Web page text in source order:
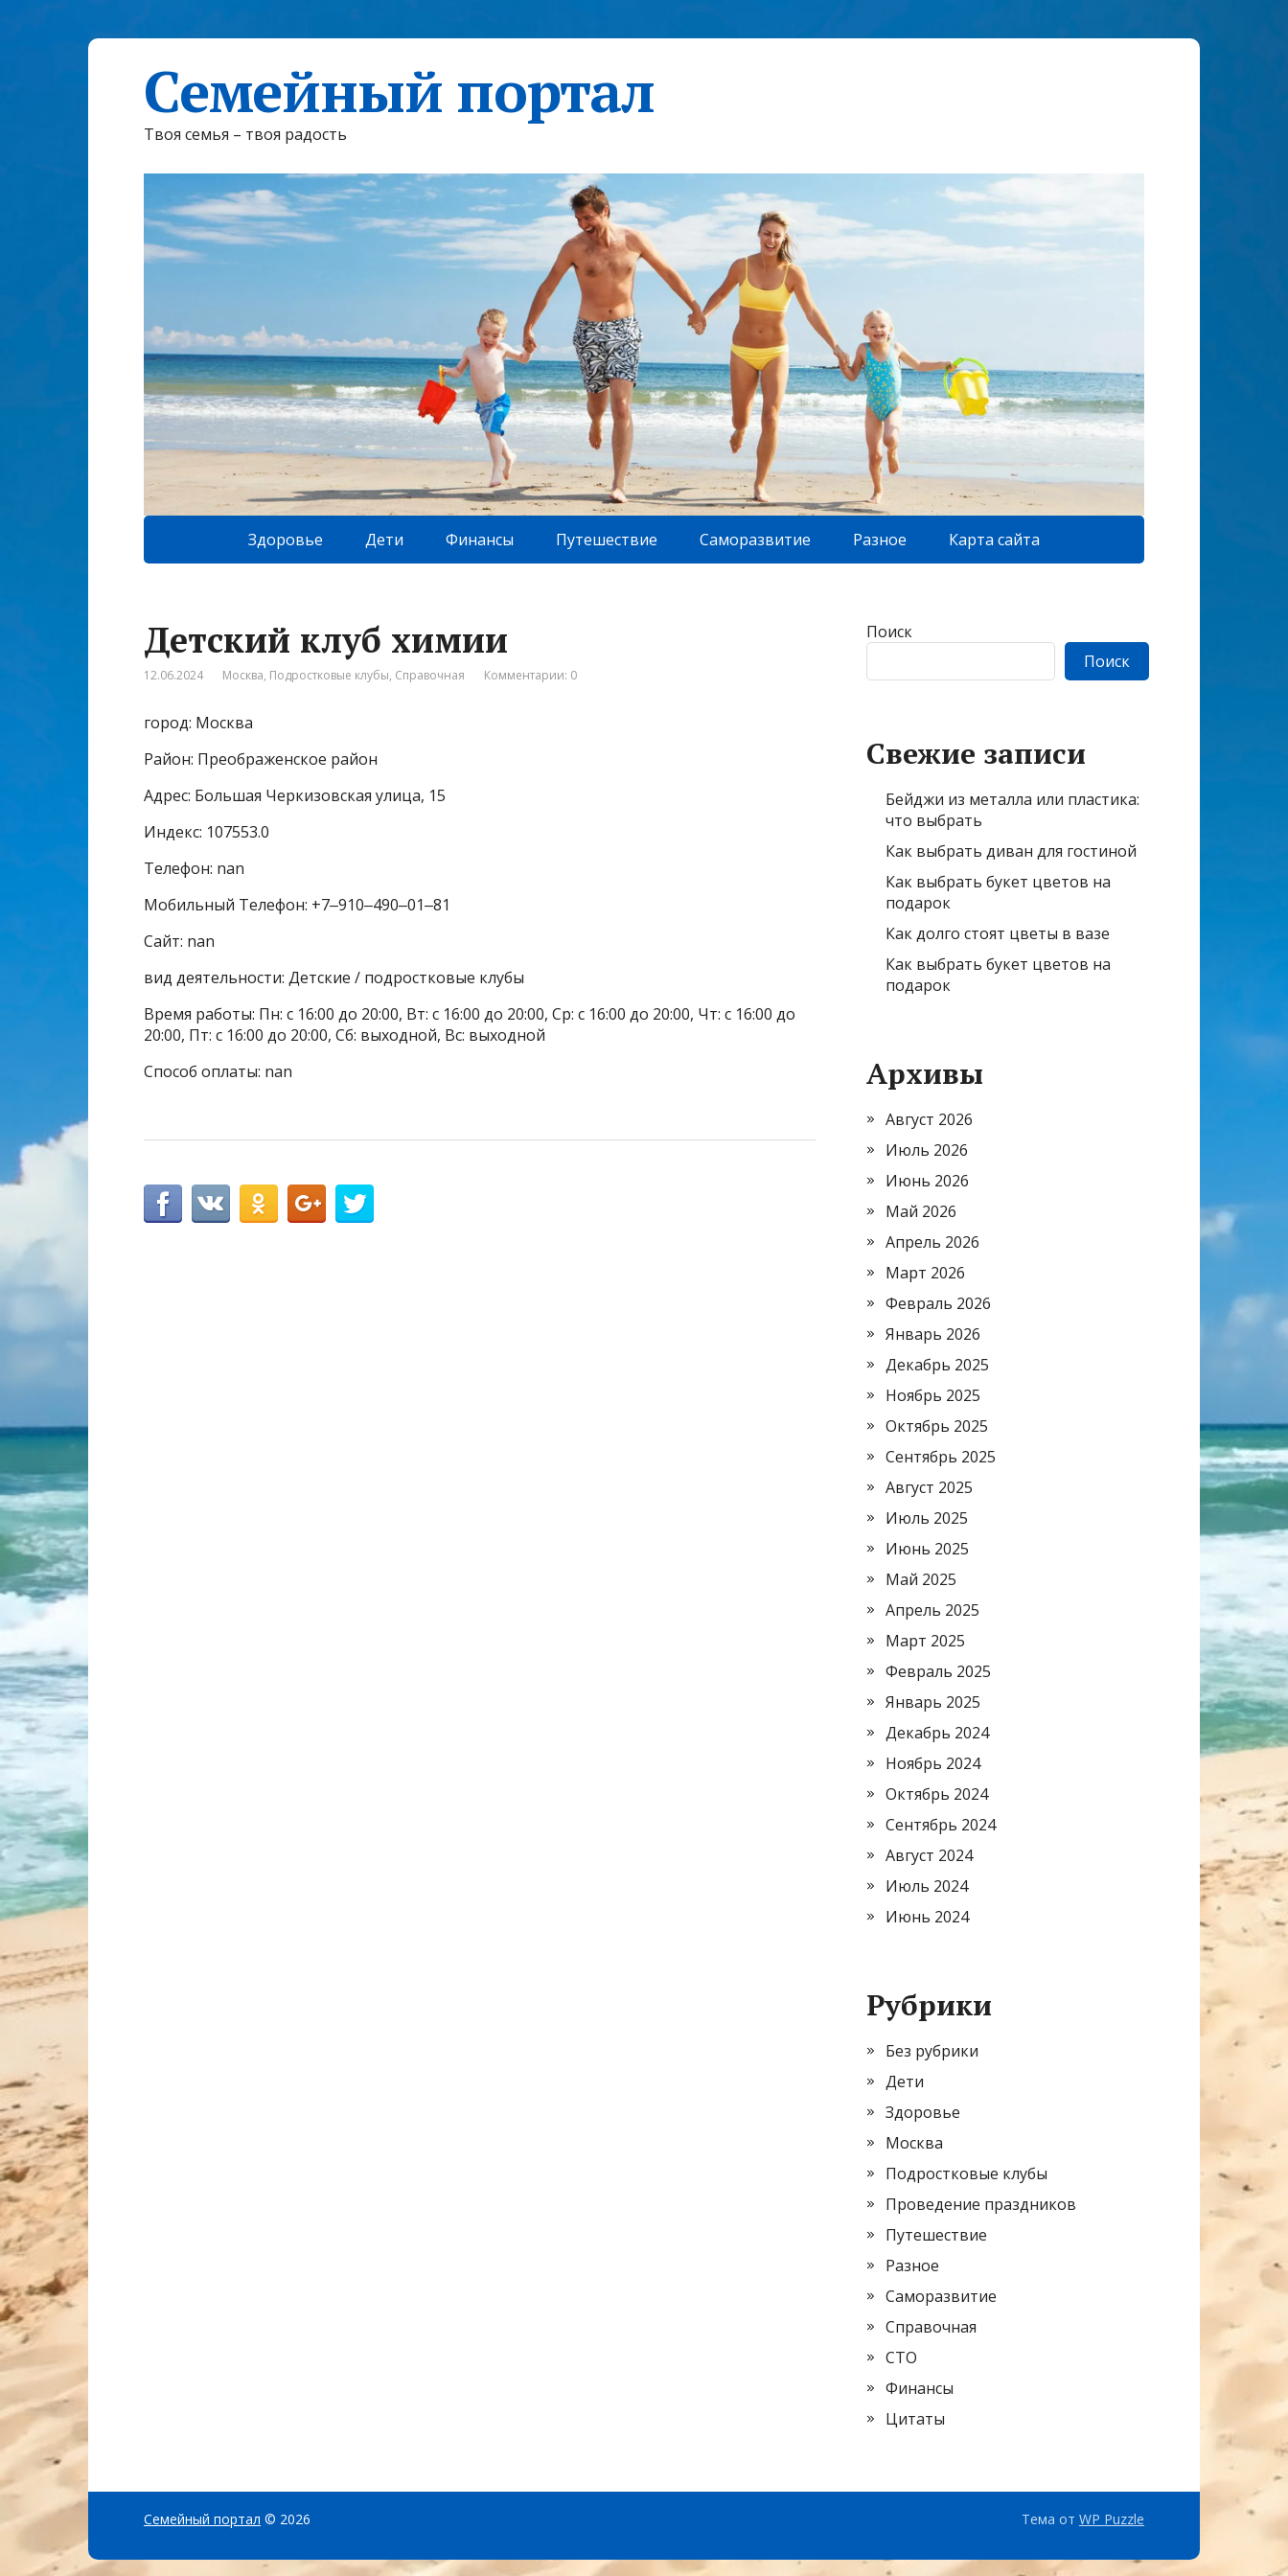
Семейный портал
Твоя семья – твоя радость
Здоровье Дети Финансы Путешествие Саморазвитие Разное Карта сайта
Детский клуб химии
12.06.2024 Москва, Подростковые клубы, Справочная Комментарии: 0
город: Москва
Район: Преображенское район
Адрес: Большая Черкизовская улица, 15
Индекс: 107553.0
Телефон: nan
Мобильный Телефон: +7‒910‒490‒01‒81
Сайт: nan
вид деятельности: Детские / подростковые клубы
Время работы: Пн: с 16:00 до 20:00, Вт: с 16:00 до 20:00, Ср: с 16:00 до 20:00, Чт: с 16:00 до
20:00, Пт: с 16:00 до 20:00, Сб: выходной, Вс: выходной
Способ оплаты: nan
Поиск
Поиск
Свежие записи
Бейджи из металла или пластика:
что выбрать
Как выбрать диван для гостиной
Как выбрать букет цветов на
подарок
Как долго стоят цветы в вазе
Как выбрать букет цветов на
подарок
Архивы
Август 2026
Июль 2026
Июнь 2026
Май 2026
Апрель 2026
Март 2026
Февраль 2026
Январь 2026
Декабрь 2025
Ноябрь 2025
Октябрь 2025
Сентябрь 2025
Август 2025
Июль 2025
Июнь 2025
Май 2025
Апрель 2025
Март 2025
Февраль 2025
Январь 2025
Декабрь 2024
Ноябрь 2024
Октябрь 2024
Сентябрь 2024
Август 2024
Июль 2024
Июнь 2024
Рубрики
Без рубрики
Дети
Здоровье
Москва
Подростковые клубы
Проведение праздников
Путешествие
Разное
Саморазвитие
Справочная
СТО
Финансы
Цитаты
Семейный портал © 2026 Тема от WP Puzzle